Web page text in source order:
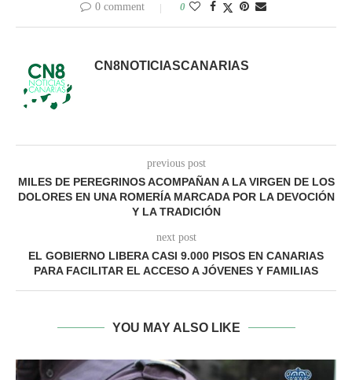
0 comment 0
CN8NOTICIASCANARIAS
previous post
MILES DE PEREGRINOS ACOMPAÑAN A LA VIRGEN DE LOS
DOLORES EN UNA ROMERÍA MARCADA POR LA DEVOCIÓN
Y LA TRADICIÓN
next post
EL GOBIERNO LIBERA CASI 9.000 PISOS EN CANARIAS
PARA FACILITAR EL ACCESO A JÓVENES Y FAMILIAS
YOU MAY ALSO LIKE